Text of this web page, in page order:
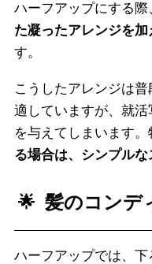
ハーフアップにする際
た凝ったアレンジを
す。
こうしたアレンジは
適していますが、就
を与えてしまいます。
る場合は、シンプルな
髪のコンデ
ハーフアップでは、